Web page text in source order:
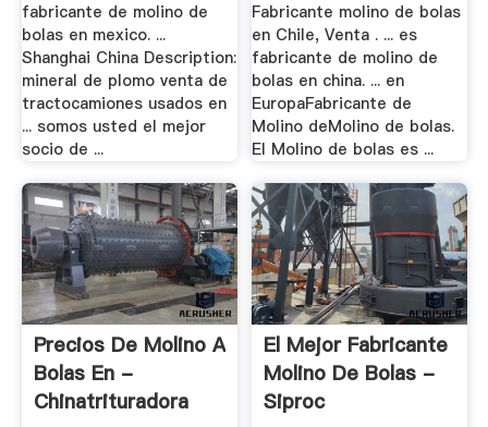
fabricante de molino de
bolas en mexico. ...
Shanghai China Description:
mineral de plomo venta de
tractocamiones usados en
... somos usted el mejor
socio de ...
Fabricante molino de bolas
en Chile, Venta . ... es
fabricante de molino de
bolas en china. ... en
EuropaFabricante de
Molino deMolino de bolas.
El Molino de bolas es ...
Precios De Molino A
Bolas En -
Chinatrituradora
El Mejor Fabricante
Molino De Bolas -
Siproc